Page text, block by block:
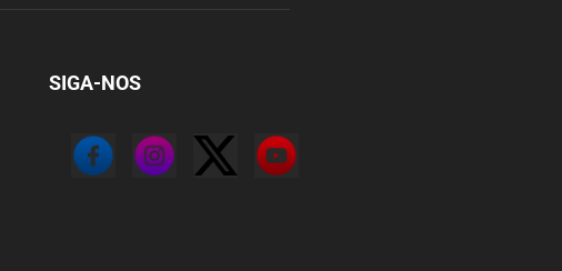
SIGA-NOS